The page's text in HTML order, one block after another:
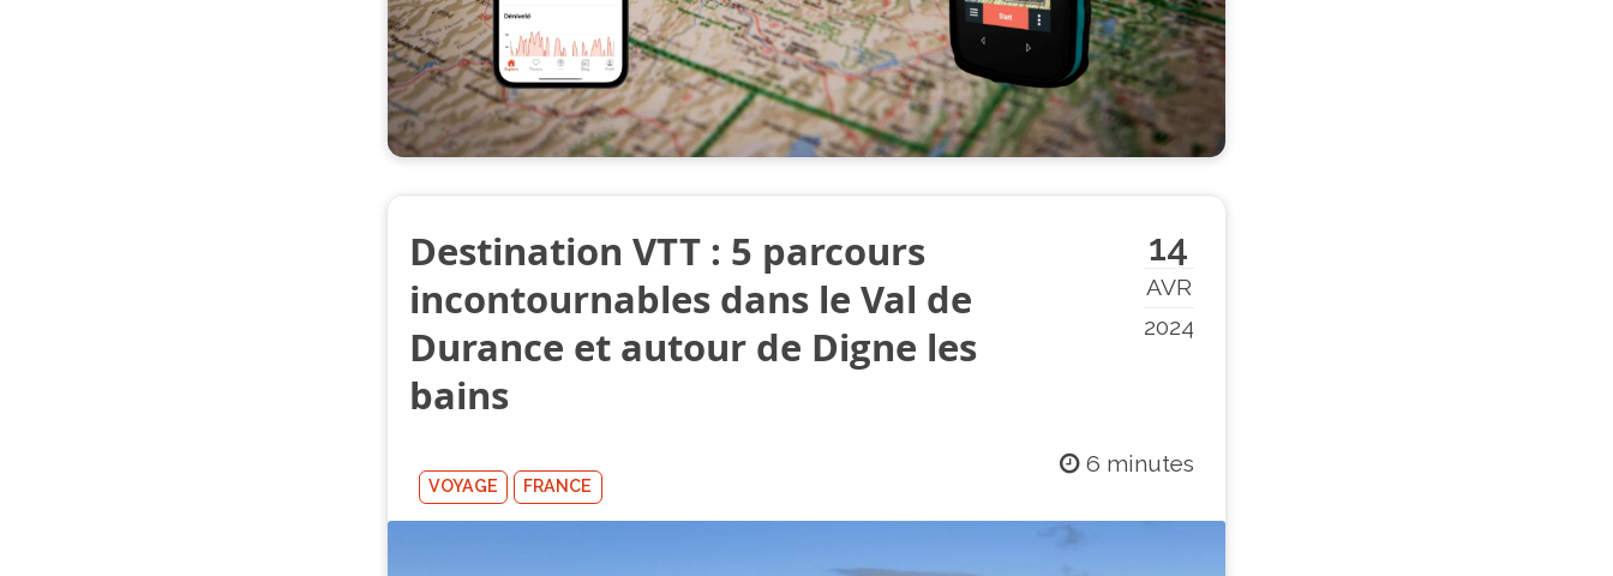
14
AVR
2024
Destination VTT : 5 parcours
incontournables dans le Val de
Durance et autour de Digne les
bains
6 minutes
VOYAGE FRANCE